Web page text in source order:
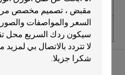
الأسعار PC
الحد الأدنى لكمية